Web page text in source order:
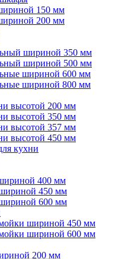
150 мм
200 мм
шириной 350 мм
шириной 500 мм
шириной 600 мм
шириной 800 мм
высотой 200 мм
высотой 350 мм
высотой 357 мм
высотой 450 мм
кухни
400 мм
450 мм
600 мм
шириной 450 мм
шириной 600 мм
200 мм